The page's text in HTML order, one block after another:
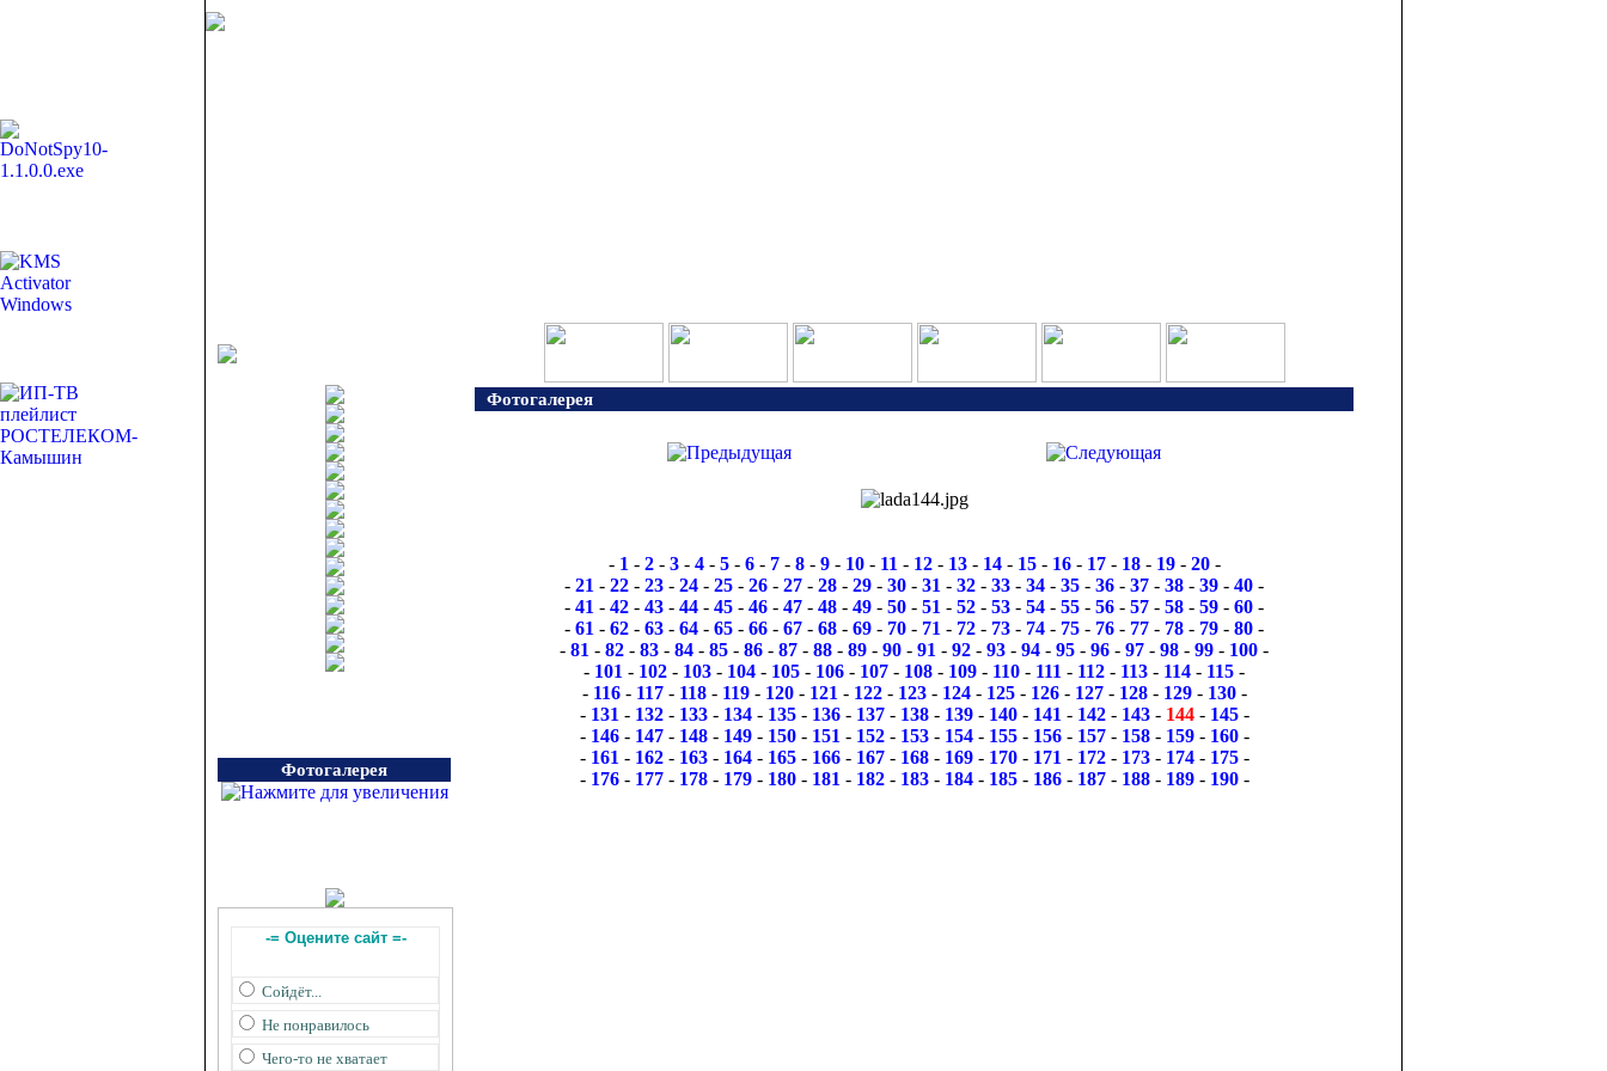
Фотогалерея
-= Оцените сайт =-
Сойдёт...
Не понравилось
Чего-то не хватает
Фотогалерея
- 1 - 2- 3- 4- 5- 6- 7- 8- 9- 10- 11 - 12- 13- 14- 15- 16- 17- 18- 19- 20-
- 21 - 22 - 23 - 24 - 25 - 26 - 27 - 28 - 29 - 30 - 31 - 32 - 33 - 34 - 35 - 36 - 37 - 38 - 39 - 40 -
- 41 - 42 - 43 - 44 - 45 - 46 - 47 - 48 - 49 - 50 - 51 - 52 - 53 - 54 - 55 - 56 - 57 - 58 - 59 - 60 -
- 61 - 62 - 63 - 64 - 65 - 66 - 67 - 68 - 69 - 70 - 71 - 72 - 73 - 74 - 75 - 76 - 77 - 78 - 79 - 80 -
- 81 - 82 - 83 - 84 - 85 - 86 - 87 - 88 - 89 - 90 - 91 - 92 - 93 - 94 - 95 - 96 - 97 - 98 - 99 - 100 -
- 101 - 102 - 103 - 104 - 105 - 106 - 107 - 108 - 109 - 110 - 111 - 112 - 113 - 114 - 115 -
- 116- 117- 118- 119- 120- 121 - 122- 123- 124- 125- 126- 127- 128- 129- 130-
- 131 - 132- 133- 134- 135- 136- 137- 138- 139- 140- 141 - 142- 143- 144- 145-
- 146- 147- 148- 149- 150- 151 - 152- 153- 154- 155- 156- 157- 158- 159- 160-
- 161 - 162- 163- 164- 165- 166- 167- 168- 169- 170- 171 - 172- 173- 174- 175-
- 176- 177- 178- 179- 180- 181 - 182- 183- 184- 185- 186- 187- 188- 189- 190-